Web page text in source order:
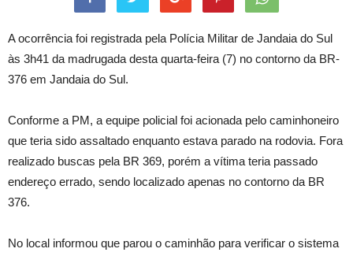
A ocorrência foi registrada pela Polícia Militar de Jandaia do Sul
às 3h41 da madrugada desta quarta-feira (7) no contorno da BR-
376 em Jandaia do Sul.
Conforme a PM, a equipe policial foi acionada pelo caminhoneiro
que teria sido assaltado enquanto estava parado na rodovia. Fora
realizado buscas pela BR 369, porém a vítima teria passado
endereço errado, sendo localizado apenas no contorno da BR
376.
No local informou que parou o caminhão para verificar o sistema